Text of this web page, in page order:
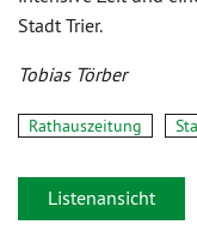
Stadt Trier.
Tobias Törber
Rathauszeitung
Listenansicht